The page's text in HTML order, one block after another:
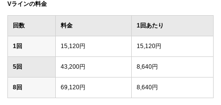
Vラインの料金
回数 料金 1回あたり
1回 15,120円 15,120円
5回 43,200円 8,640円
8回 69,120円 8,640円